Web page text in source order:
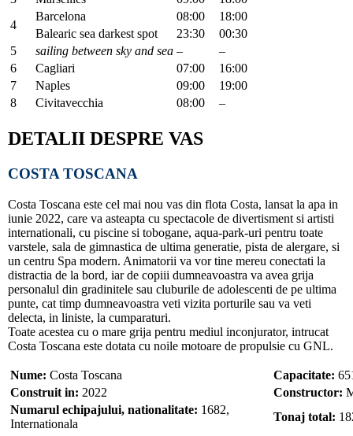
4
Barcelona 08:00
18:00
Balearic sea darkest spot
23:30
00:30
5
sailing between sky and sea –
–
6
Cagliari 07:00
16:00
7
Naples 09:00
19:00
8
Civitavecchia 08:00 –
DETALII DESPRE VAS
COSTA TOSCANA
Costa Toscana este cel mai nou vas din flota Costa, lansat la apa in
iunie 2022, care va asteapta cu spectacole de divertisment si artisti
internationali, cu piscine si tobogane, aqua-park-uri pentru toate
varstele, sala de gimnastica de ultima generatie, pista de alergare, si
un centru Spa modern. Animatorii va vor tine mereu conectati la
distractia de la bord, iar de copiii dumneavoastra va avea grija
personalul din gradinitele sau cluburile de adolescenti de pe ultima
punte, cat timp dumneavoastra veti vizita porturile sau va veti
delecta, in liniste, la cumparaturi.
Toate acestea cu o mare grija pentru mediul inconjurator, intrucat
Costa Toscana este dotata cu noile motoare de propulsie cu GNL.
Nume: Costa Toscana Capacitate:
Construit in: 2022 Constructor:
Numarul echipajului, nationalitate: 1682,
Internationala
Tonaj total: